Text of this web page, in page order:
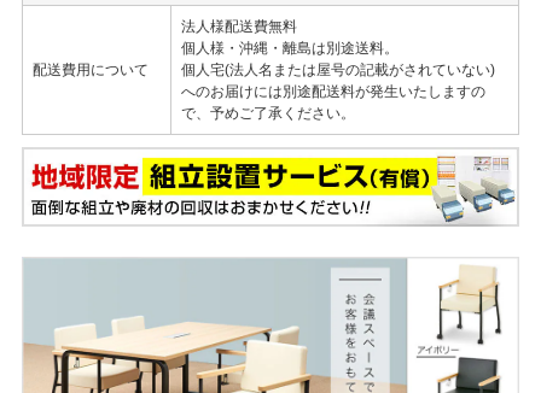
配送費用について
法人様配送費無料
個人様・沖縄・離島は別途送料。
個人宅(法人名または屋号の記載がされていない)
へのお届けには別途配送料が発生いたしますの
で、予めご了承ください。